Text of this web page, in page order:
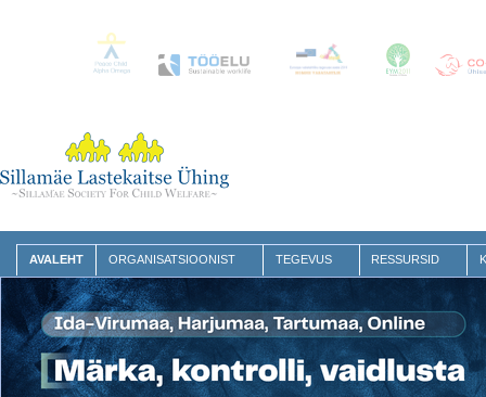
AVALEHT ORGANISATSIOONIST TEGEVUS RESSURSID